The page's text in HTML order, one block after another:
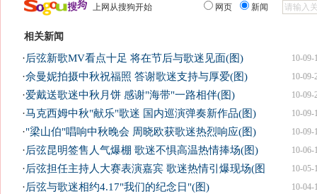
上网从搜狗开始 网页 新闻
相关新闻
10-09-
·后弦新歌MV看点十足 将在节后与歌迷见面(图)
10-09-
·佘曼妮拍摄中秋祝福照 答谢歌迷支持与厚爱(图)
10-09-
·爱戴送歌迷中秋月饼 感谢"海带"一路相伴(图)
10-09-
·马克西姆中秋"献乐"歌迷 国内巡演弹奏新作品(图)
10-09-
·"梁山伯"唱响中秋晚会 周晓欧获歌迷热烈响应(图)
10-06-
·后弦昆明签售人气爆棚 歌迷不惧高温热情捧场(图)
10-05-
·后弦担任主持人大赛表演嘉宾 歌迷热情引爆现场(图
10-04-
·后弦与歌迷相约4.17"我们的纪念日"(图)